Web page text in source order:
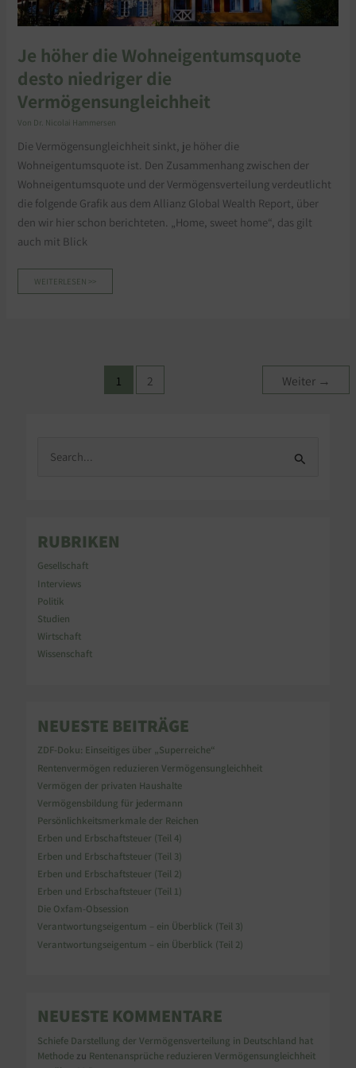
Je höher die Wohneigentumsquote
desto niedriger die
Vermögensungleichheit
Von Dr. Nicolai Hammersen
Die Vermögensungleichheit sinkt, je höher die
Wohneigentumsquote ist. Den Zusammenhang zwischen der
Wohneigentumsquote und der Vermögensverteilung verdeutlicht
die folgende Grafik aus dem Allianz Global Wealth Report, über
den wir hier schon berichteten. „Home, sweet home“, das gilt
auch mit Blick
WEITERLESEN >>
1 2 Weiter →
n
a
c
:
RUBRIKEN
Gesellschaft
Interviews
Politik
Studien
Wirtschaft
Wissenschaft
NEUESTE BEITRÄGE
ZDF-Doku: Einseitiges über „Superreiche“
Rentenvermögen reduzieren Vermögensungleichheit
Vermögen der privaten Haushalte
Vermögensbildung für jedermann
Persönlichkeitsmerkmale der Reichen
Erben und Erbschaftsteuer (Teil 4)
Erben und Erbschaftsteuer (Teil 3)
Erben und Erbschaftsteuer (Teil 2)
Erben und Erbschaftsteuer (Teil 1)
Die Oxfam-Obsession
Verantwortungseigentum – ein Überblick (Teil 3)
Verantwortungseigentum – ein Überblick (Teil 2)
NEUESTE KOMMENTARE
Schiefe Darstellung der Vermögensverteilung in Deutschland hat
Methode zu Rentenansprüche reduzieren Vermögensungleichheit